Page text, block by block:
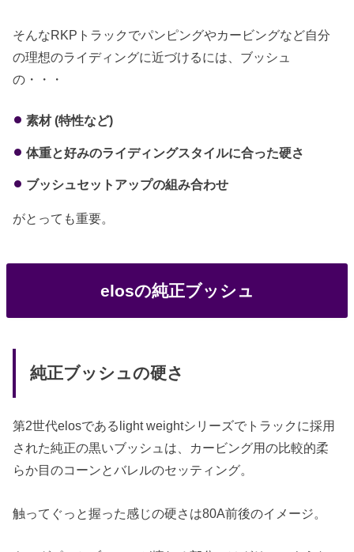
そんなRKPトラックでパンピングやカービングなど自分
の理想のライディングに近づけるには、ブッシュ
の・・・
素材 (特性など)
体重と好みのライディングスタイルに合った硬さ
ブッシュセットアップの組み合わせ
がとっても重要。
elosの純正ブッシュ
純正ブッシュの硬さ
第2世代elosであるlight weightシリーズでトラックに採用
された純正の黒いブッシュは、カービング用の比較的柔
らか目のコーンとバレルのセッティング。
触ってぐっと握った感じの硬さは80A前後のイメージ。